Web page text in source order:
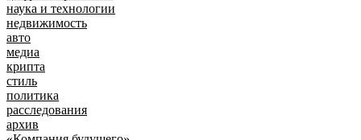
наука и технологии
недвижимость
авто
медиа
крипта
стиль
политика
расследования
архив